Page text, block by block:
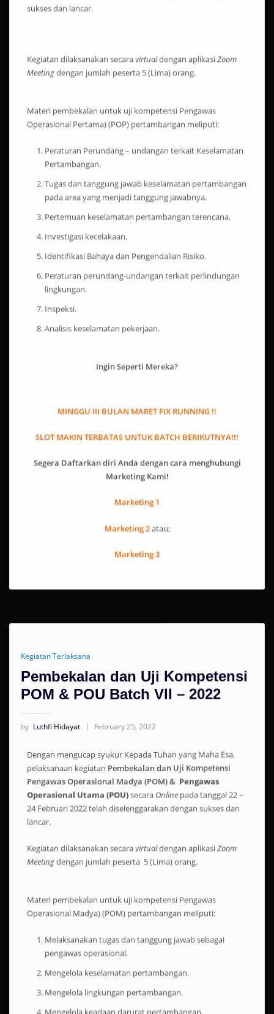
sukses dan lancar.
Kegiatan dilaksanakan secaravirtualdengan aplikasi Zoom
Meetingdengan jumlah peserta 5 (Lima) orang.
Materi pembekalan untuk uji kompetensi Pengawas
Operasional Pertama) (POP) pertambangan meliputi:
Peraturan Perundang – undangan terkait Keselamatan
Pertambangan.
Tugas dan tanggung jawab keselamatan pertambangan
pada area yang menjadi tanggung jawabnya.
Pertemuan keselamatan pertambangan terencana.
Investigasi kecelakaan.
Identifikasi Bahaya dan Pengendalian Risiko.
Peraturan perundang-undangan terkait perlindungan
lingkungan.
Inspeksi.
Analisis keselamatan pekerjaan.
Ingin Seperti Mereka?
MINGGU III BULAN MARET FIX RUNNING !!
SLOT MAKIN TERBATAS UNTUK BATCH BERIKUTNYA!!!
Segera Daftarkan diri Anda dengan cara menghubungi
Marketing Kami!
Marketing 1
Marketing 2atau;
Marketing 3
Pembekalan dan Uji Kompetensi
POM & POU Batch VII – 2022
by Luthfi Hidayat
pelaksanaan kegiatanPembekalan dan Uji Kompetensi
Pengawas Operasional Madya (POM) &Pengawas
Operasional Utama (POU)secaraOnline pada tanggal 22 –
24 Februari 2022 telah diselenggarakan dengan sukses dan
lancar.
Meetingdengan jumlah peserta 5 (Lima) orang.
Operasional Madya) (POM) pertambangan meliputi:
pengawas operasional.